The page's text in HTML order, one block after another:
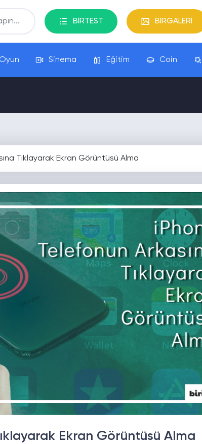
BİRTEST BİRGALERİ
Oyun Sinema Eğitim Coin
Tıklayarak Ekran Görüntüsü Alma
Ekran Görüntüsü Alma